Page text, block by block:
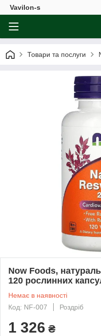
Vavilon-s
Товари та послуги
Now Foods,
120 рослинних
Немає в наявності
Код: NF-007
Роздріб
1 326 ₴